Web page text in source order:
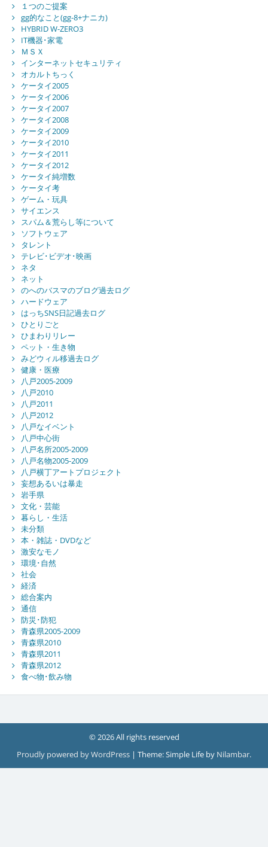
１つのご提案
gg的なこと(gg-8+ナニカ)
HYBRID W-ZERO3
IT機器･家電
ＭＳＸ
インターネットセキュリティ
オカルトちっく
ケータイ2005
ケータイ2006
ケータイ2007
ケータイ2008
ケータイ2009
ケータイ2010
ケータイ2011
ケータイ2012
ケータイ純増数
ケータイ考
ゲーム・玩具
サイエンス
スパム＆荒らし等について
ソフトウェア
タレント
テレビ･ビデオ･映画
ネタ
ネット
のへのバスマのブログ過去ログ
ハードウェア
はっちSNS日記過去ログ
ひとりごと
ひまわりリレー
ペット・生き物
みどウィル移過去ログ
健康・医療
八戸2005-2009
八戸2010
八戸2011
八戸2012
八戸なイベント
八戸中心街
八戸名所2005-2009
八戸名物2005-2009
八戸横丁アートプロジェクト
妄想あるいは暴走
岩手県
文化・芸能
暮らし・生活
未分類
本・雑誌・DVDなど
激安なモノ
環境･自然
社会
経済
総合案内
通信
防災･防犯
青森県2005-2009
青森県2010
青森県2011
青森県2012
食べ物･飲み物
© 2026 All rights reserved
Proudly powered by WordPress | Theme: Simple Life by Nilambar.